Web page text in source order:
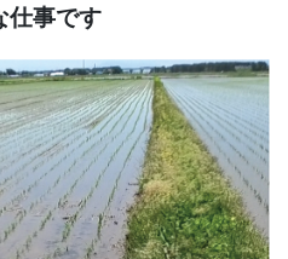
事です